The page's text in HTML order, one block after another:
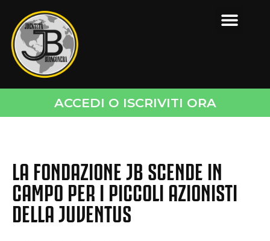
ACCEDI O ISCRIVITI ORA
LA FONDAZIONE JB SCENDE IN
CAMPO PER I PICCOLI AZIONISTI
DELLA JUVENTUS